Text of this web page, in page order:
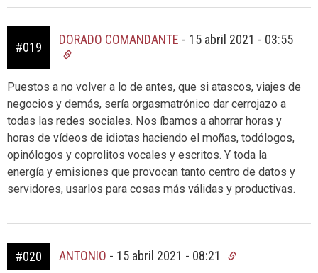
#019
DORADO COMANDANTE - 15 abril 2021 - 03:55
Puestos a no volver a lo de antes, que si atascos, viajes de
negocios y demás, sería orgasmatrónico dar cerrojazo a
todas las redes sociales. Nos íbamos a ahorrar horas y
horas de vídeos de idiotas haciendo el moñas, todólogos,
opinólogos y coprolitos vocales y escritos. Y toda la
energía y emisiones que provocan tanto centro de datos y
servidores, usarlos para cosas más válidas y productivas.
#020 ANTONIO - 15 abril 2021 - 08:21